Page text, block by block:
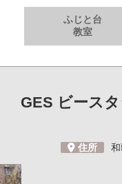
ふじと台
教室
GES ビース
住所